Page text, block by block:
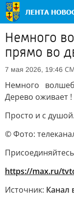
Немного
прямо во
7 мая 2026, 19:46
Немного
Дерево оживает !
Просто и с душой.
© Фото:
https://max.ru/
Источник: Канал